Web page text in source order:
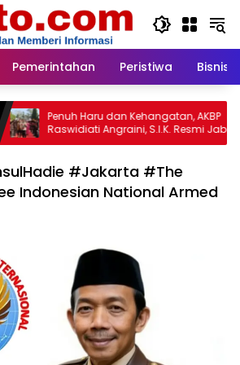
Pemerintahan Peristiwa Bisnis
dan Kehangatan, AKBP
Angraini, S.I.K. Resmi Jabat
Lampung Utara
#Jakarta #The
Indonesian National Armed